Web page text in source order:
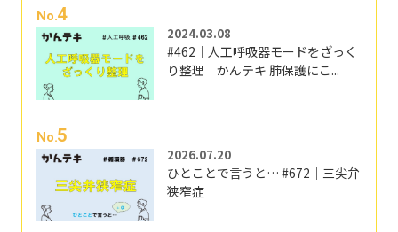
No.4
2024.03.08
#462｜人工呼吸器モードをざっく
り整理｜かんテキ 肺保護にこ...
No.5
2026.07.20
ひとことで言うと… #672｜三尖弁
狭窄症